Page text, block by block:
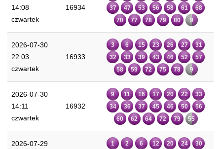
14:08
czwartek
16934
37
47 53 56 58 61
68
70
77 78 79 80 9
2026-07-30
22:03
czwartek
16933
3 6 15 23 26 27
31
32
33 39 43 46 52
57
58
59 72 75 78 9
2026-07-30
14:11
czwartek
16932
9 11 16 17 20 22
33
34
36 37 45 46 50
56
60
62 64 72 79 55
2026-07-29
1 2 6 12 20 24
30